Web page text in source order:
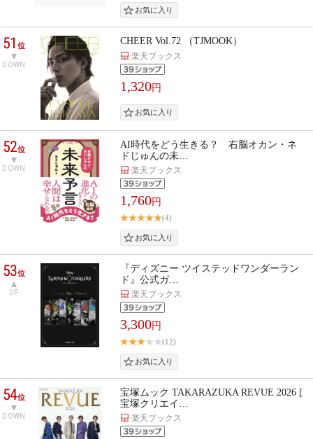
51位
DOWN
CHEER Vol.72 （TJMOOK）
楽天ブックス
1,320円
52位
DOWN
AI時代をどう生きる？ 右脳オカン・ネ
ドじゅんの未…
楽天ブックス
1,760円
(4)
53位
UP
『ディズニー ツイステッドワンダーラン
ド』公式ガ…
楽天ブックス
3,300円
(12)
54位
DOWN
宝塚ムック TAKARAZUKA REVUE 2026 [
宝塚クリエイ…
楽天ブックス